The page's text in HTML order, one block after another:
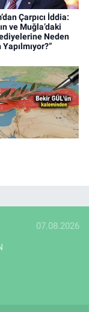
Çarpıcı İddia:
ve Muğla’daki
Neden
07.08.2026